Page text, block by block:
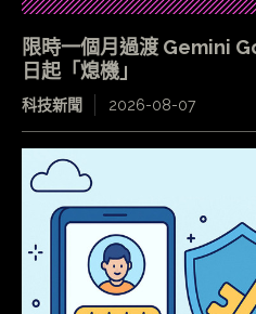
限時一個月過渡 Gemini
日起「熄機」
科技新聞 2026-08-07